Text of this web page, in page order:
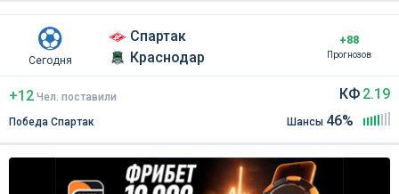
Сегодня
Спартак
Краснодар
+88
Прогнозов
+12 Чел поставили
Победа Спартак
КФ 2.19
Шансы 46%